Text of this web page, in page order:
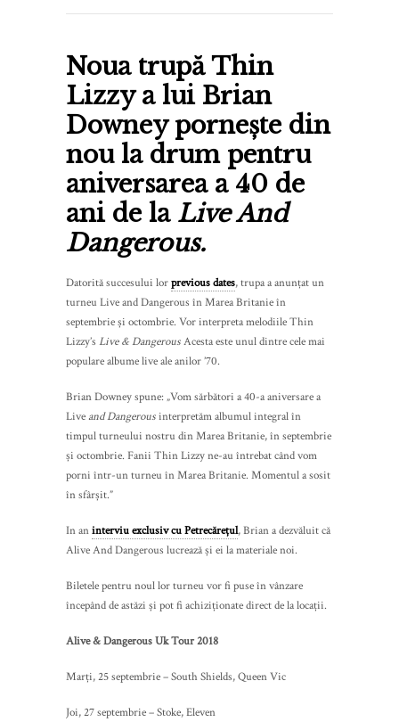
Noua trupă Thin
Lizzy a lui Brian
Downey pornește din
nou la drum pentru
aniversarea a 40 de
ani de la Live And
Dangerous.
Datorită succesului lorprevious dates, trupa a anunțat un
turneu Live and Dangerous în Marea Britanie în
septembrie și octombrie. Vor interpreta melodiile Thin
Lizzy’s Live & DangerousAcesta este unul dintre cele mai
populare albume live ale anilor ’70.
Brian Downey spune: „Vom sărbători a 40-a aniversare a
Liveand Dangerousinterpretăm albumul integral în
timpul turneului nostru din Marea Britanie, în septembrie
și octombrie. Fanii Thin Lizzy ne-au întrebat când vom
porni într-un turneu în Marea Britanie. Momentul a sosit
în sfârșit.”
In aninterviu exclusiv cu Petrecărețul, Brian a dezvăluit că
Alive And Dangerous lucrează și ei la materiale noi.
Biletele pentru noul lor turneu vor fi puse în vânzare
începând de astăzi și pot fi achiziționate direct de la locații.
Alive & Dangerous Uk Tour 2018
Marți, 25 septembrie – South Shields, Queen Vic
Joi, 27 septembrie – Stoke, Eleven